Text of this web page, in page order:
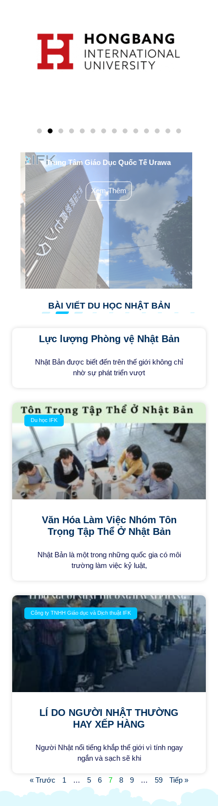
Trung Tâm Giáo Dục Quốc Tế Urawa
Xem Thêm
BÀI VIẾT DU HỌC NHẬT BẢN
Lực lượng Phòng vệ Nhật Bản
Nhật Bản được biết đến trên thế giới không chỉ
nhờ sự phát triển vượt
Du học IFK
Văn Hóa Làm Việc Nhóm Tôn
Trọng Tập Thể Ở Nhật Bản
Nhật Bản là một trong những quốc gia có môi
trường làm việc kỷ luật,
Công ty TNHH Giáo dục và Dịch thuật IFK
LÍ DO NGƯỜI NHẬT THƯỜNG
HAY XẾP HÀNG
Người Nhật nổi tiếng khắp thế giới vì tính ngay
ngắn và sạch sẽ khi
« Trước 1 … 5 6 7 8 9 … 59 Tiếp »